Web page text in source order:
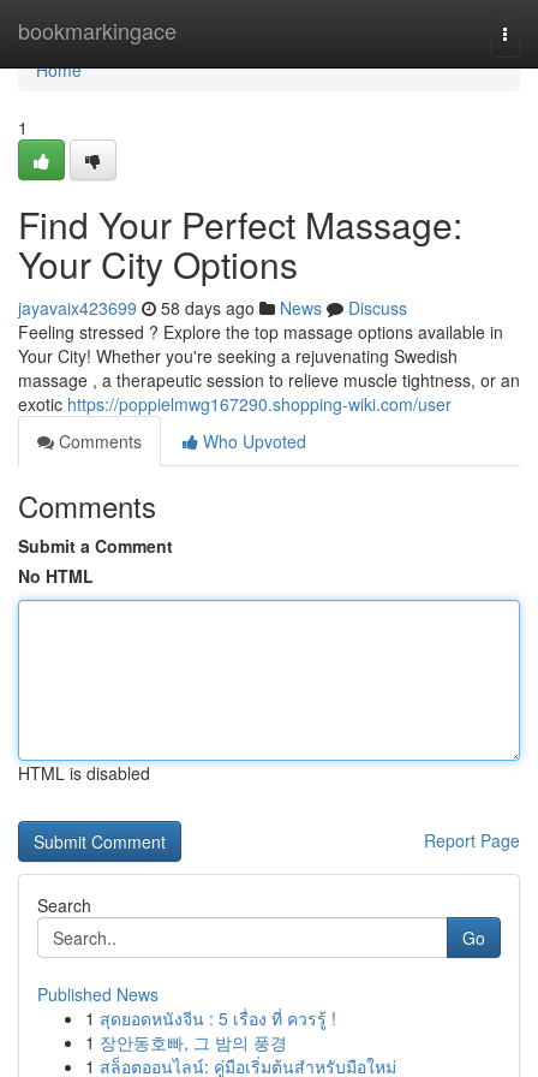
bookmarkingace
Home
Home
1
Find Your Perfect Massage:
Your City Options
jayavaix423699 58 days ago News
Discuss
Feeling stressed ? Explore the top massage options available in
Your City! Whether you're seeking a rejuvenating Swedish
massage , a therapeutic session to relieve muscle tightness, or an
exotic https://poppielmwg167290.shopping-wiki.com/user
Comments
Who Upvoted
Comments
Submit a Comment
No HTML
HTML is disabled
Report Page
Search
Go
Published News
1 สุดยอดหนังจีน : 5 เรื่อง ที่ ควรรู้ !
1 장안동호빠, 그 밤의 풍경
1 สล็อตออนไลน์: คู่มือเริ่มต้นสำหรับมือใหม่